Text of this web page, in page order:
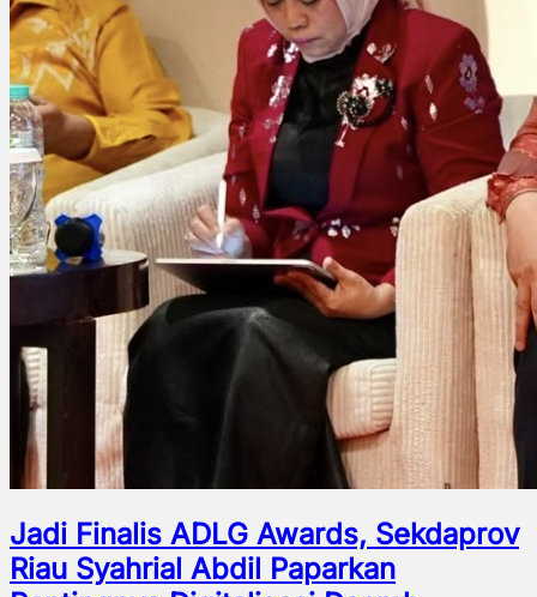
Jadi Finalis ADLG Awards, Sekdaprov
Riau Syahrial Abdil Paparkan